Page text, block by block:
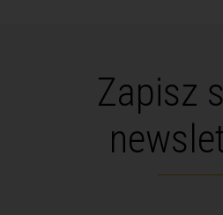
Zapisz